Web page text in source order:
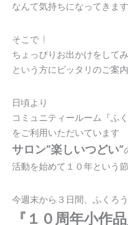
なんて気持ちになってきま
そこで
ちょっぴりお出かけをして
という方にピッタリのご案
日頃より
コミュニティールーム『ふく
をご利用いただいています
サロン“楽しいつどい”
活動を始めて１０年という
今週末から３日間、ふくろ
『１０周年小作品